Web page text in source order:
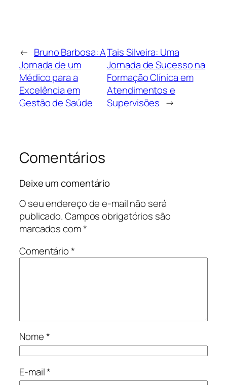
← Bruno Barbosa: A
Jornada de um
Médico para a
Excelência em
Gestão de Saúde
Tais Silveira: Uma
Jornada de Sucesso na
Formação Clínica em
Atendimentos e
Supervisões →
Comentários
Deixe um comentário
O seu endereço de e-mail não será
publicado.Campos obrigatórios são
marcados com*
Comentário*
Nome*
E-mail*